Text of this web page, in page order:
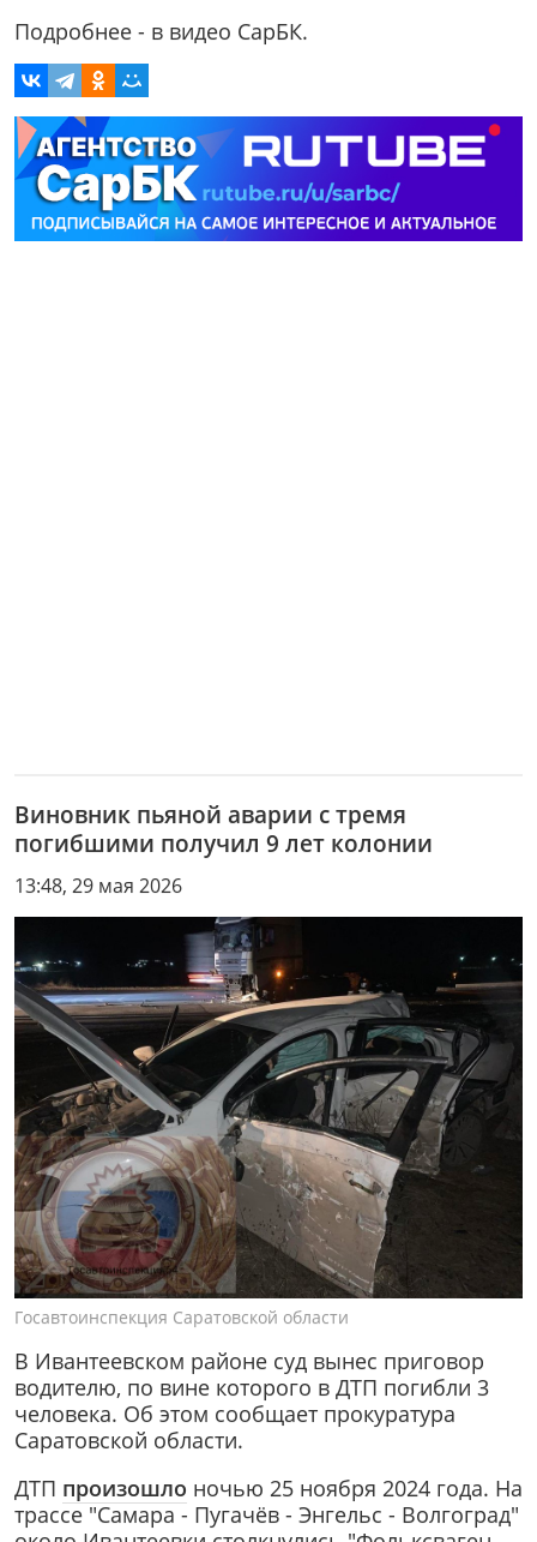
Подробнее - в видео СарБК.
Виновник пьяной аварии с тремя
погибшими получил 9 лет колонии
13:48, 29 мая 2026
Госавтоинспекция Саратовской области
В Ивантеевском районе суд вынес приговор
водителю, по вине которого в ДТП погибли 3
человека. Об этом сообщает прокуратура
Саратовской области.
ДТП произошло ночью 25 ноября 2024 года. На
трассе "Самара - Пугачёв - Энгельс - Волгоград"